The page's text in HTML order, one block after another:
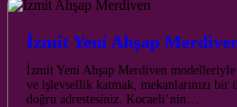
İzmit Yeni Ahşap
İzmit Yeni Ahşap Merdiven modelleriyle
ve işlevsellik katmak, mekanlarınızı bir
doğru adrestesiniz. Kocaeli’nin…